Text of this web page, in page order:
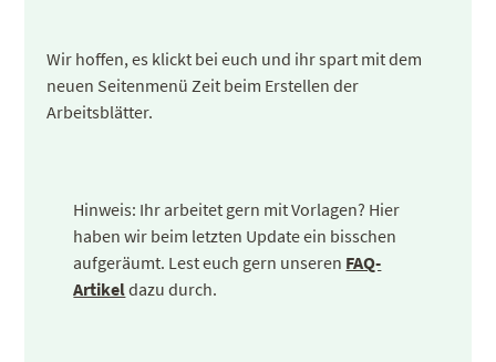
Wir hoffen, es klickt bei euch und ihr spart mit dem
neuen Seitenmenü Zeit beim Erstellen der
Arbeitsblätter.
Hinweis: Ihr arbeitet gern mit Vorlagen? Hier
haben wir beim letzten Update ein bisschen
aufgeräumt. Lest euch gern unseren FAQ-
Artikeldazu durch.